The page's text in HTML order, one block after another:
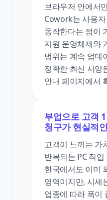
브라우저 안에서
Cowork는 사용자
동작한다는 점이
지원 운영체제와
범위는 계속 업데
정확한 최신 사
안내 페이지에서
부업으로 고객
청구가 현실적
고객이 느끼는 가
반복되는 PC 작업
한국에서도 이미
영역이지만, 시세
업종에 따라 폭이